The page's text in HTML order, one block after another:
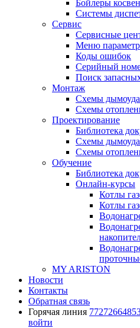
Бойлеры
Системы
Сервис
Сервисные
Меню
Коды ошибок
Серийный
Поиск
Монтаж
Схемы
Схемы
Проектирование
Библиотека
Схемы
Схемы
Обучение
Библиотека
Онлайн-курсы
Котлы
Котлы
MY ARISTON
Новости
Контакты
Обратная связь
Горячая линия
войти